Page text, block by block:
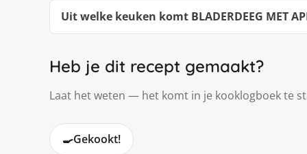
Uit welke keuken komt BLADERDEEG MET
Heb je dit recept gemaakt?
Laat het weten — het komt in je kooklogboek te
🍳Gekookt!